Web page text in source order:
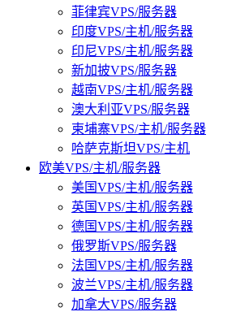
菲律宾VPS/服务器
印度VPS/主机/服务器
印尼VPS/主机/服务器
新加披VPS/服务器
越南VPS/主机/服务器
澳大利亚VPS/服务器
柬埔寨VPS/主机/服务器
哈萨克斯坦VPS/主机
欧美VPS/主机/服务器
美国VPS/主机/服务器
英国VPS/主机/服务器
德国VPS/主机/服务器
俄罗斯VPS/服务器
法国VPS/主机/服务器
波兰VPS/主机/服务器
加拿大VPS/服务器